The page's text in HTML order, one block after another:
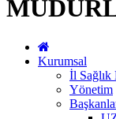
Kurumsal
İl Sağlık
Yönetim